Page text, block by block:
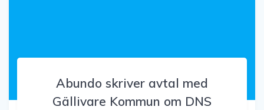
Abundo skriver avtal med
Gällivare Kommun om DNS